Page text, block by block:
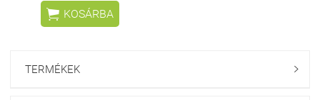
 KOSÁRBA
TERMÉKEK 